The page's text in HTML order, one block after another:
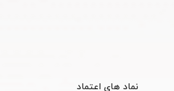
نماد های اعتماد